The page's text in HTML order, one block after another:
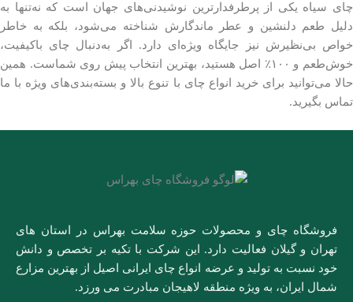
چای سیاه یکی از پرطرفدارترین نوشیدنی‌های جهان است که نه‌تنها به
دلیل طعم دلنشین و عطر ماندگارش شناخته می‌شود، بلکه به خاطر
خواص بی‌نظیرش نیز جایگاه ویژه‌ای دارد. اگر به‌دنبال چای باکیفیت،
خوش‌طعم و ۱۰۰٪ اصل هستید، بهترین انتخاب پیش روی شماست. همین
حالا می‌توانید برای خرید انواع چای با تنوع بالا و بسته‌بندی‌های ویژه با ما
تماس بگیرید.
فروشگاه چای و محصولات حوزه سلامت بهراس در استان های
تهران و گیلان فعالیت دارد. این شرکت با تکیه بر تخصص و دانش
خود نسبت به تولید و عرضه انواع چای ایرانی اصیل از بهترین مزارع
شمال ایران، به ویژه منطقه لاهیجان مبادرت می ورزد.